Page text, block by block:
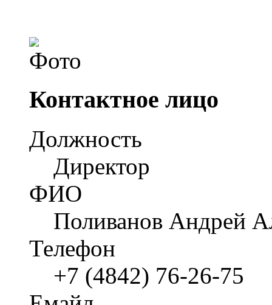
Контактное лицо
Должность
Директор
ФИО
Поливанов Андрей
Телефон
+7 (4842) 76-26-75